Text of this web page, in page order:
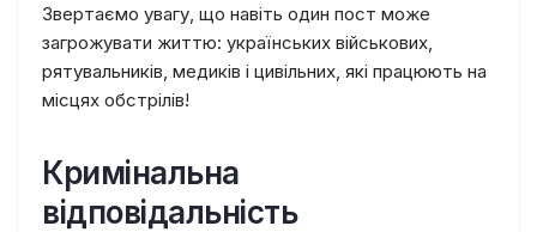
Звертаємо увагу, що навіть один пост може
загрожувати життю: українських військових,
рятувальників, медиків і цивільних, які працюють на
місцях обстрілів!
Кримінальна
відповідальність